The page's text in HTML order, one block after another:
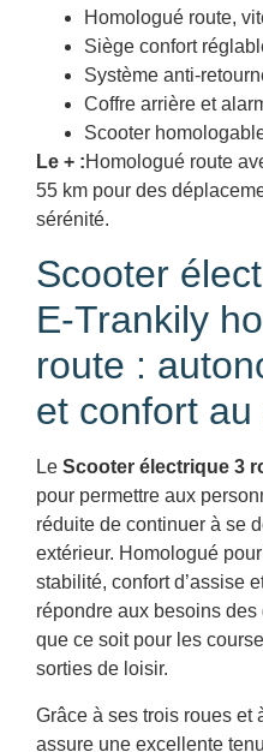
Homologué route,
Siège confort
Système anti-
Coffre arrière et
Scooter
Le + :Homologué route
55 km pour des
sérénité.
Scooter
E-Trankily
route :
et confort au
Le Scooter électrique 3
pour permettre aux
réduite de continuer à se
extérieur. Homologué
stabilité, confort d’assise
répondre aux besoins
que ce soit pour les
sorties de loisir.
Grâce à ses trois roues et
assure une excellente